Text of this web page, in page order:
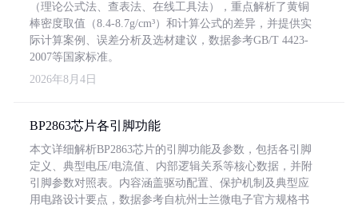
（理论公式法、查表法、在线工具法），重点解析了黄铜
棒密度取值（8.4-8.7g/cm³）和计算公式的差异，并提供实
际计算案例、误差分析及选材建议，数据参考GB/T 4423-
2007等国家标准。
2026年8月4日
BP2863芯片各引脚功能
本文详细解析BP2863芯片的引脚功能及参数，包括各引脚
定义、典型电压/电流值、内部逻辑关系等核心数据，并附
引脚参数对照表。内容涵盖驱动配置、保护机制及典型应
用电路设计要点，数据参考自杭州士兰微电子官方规格书